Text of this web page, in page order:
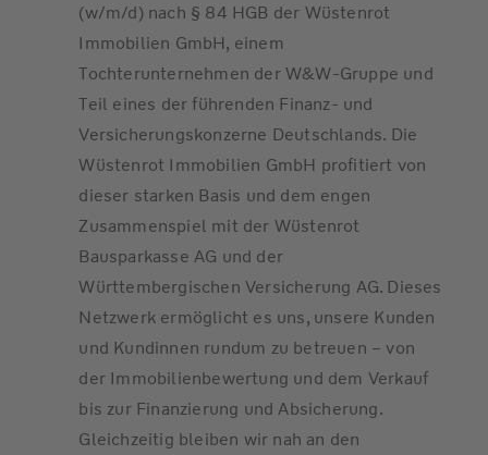
(w/m/d) nach § 84 HGB der Wüstenrot
Immobilien GmbH, einem
Tochterunternehmen der W&W-Gruppe und
Teil eines der führenden Finanz- und
Versicherungskonzerne Deutschlands. Die
Wüstenrot Immobilien GmbH profitiert von
dieser starken Basis und dem engen
Zusammenspiel mit der Wüstenrot
Bausparkasse AG und der
Württembergischen Versicherung AG. Dieses
Netzwerk ermöglicht es uns, unsere Kunden
und Kundinnen rundum zu betreuen – von
der Immobilienbewertung und dem Verkauf
bis zur Finanzierung und Absicherung.
Gleichzeitig bleiben wir nah an den